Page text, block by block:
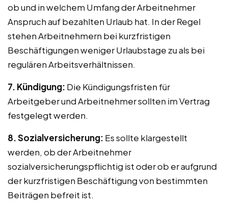
ob und in welchem Umfang der Arbeitnehmer
Anspruch auf bezahlten Urlaub hat. In der Regel
stehen Arbeitnehmern bei kurzfristigen
Beschäftigungen weniger Urlaubstage zu als bei
regulären Arbeitsverhältnissen.
7. Kündigung: Die Kündigungsfristen für
Arbeitgeber und Arbeitnehmer sollten im Vertrag
festgelegt werden.
8. Sozialversicherung: Es sollte klargestellt
werden, ob der Arbeitnehmer
sozialversicherungspflichtig ist oder ob er aufgrund
der kurzfristigen Beschäftigung von bestimmten
Beiträgen befreit ist.